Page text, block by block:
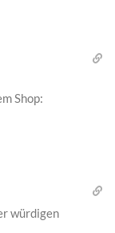
Shop:
würdigen